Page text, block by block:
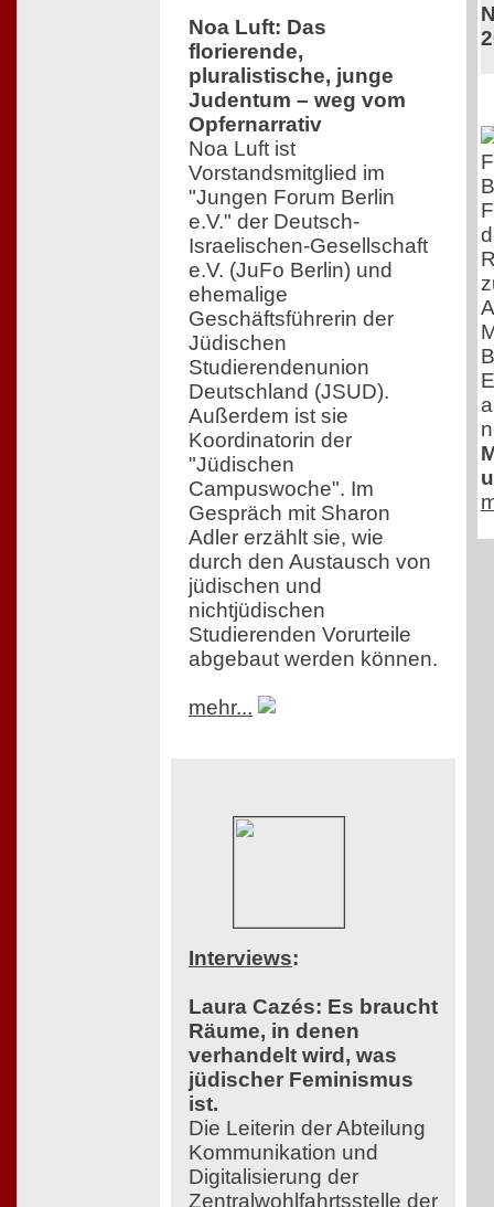
Noa Luft: Das
florierende,
pluralistische, junge
Judentum – weg vom
Opfernarrativ
Noa Luft ist
Vorstandsmitglied im
"Jungen Forum Berlin
e.V." der Deutsch-
Israelischen-Gesellschaft
e.V. (JuFo Berlin) und
ehemalige
Geschäftsführerin der
Jüdischen
Studierendenunion
Deutschland (JSUD).
Außerdem ist sie
Koordinatorin der
"Jüdischen
Campuswoche". Im
Gespräch mit Sharon
Adler erzählt sie, wie
durch den Austausch von
jüdischen und
nichtjüdischen
Studierenden Vorurteile
abgebaut werden können.
mehr...
Interviews:
Laura Cazés: Es braucht
Räume, in denen
verhandelt wird, was
jüdischer Feminismus
ist.
Die Leiterin der Abteilung
Kommunikation und
Digitalisierung der
Zentralwohlfahrtsstelle der